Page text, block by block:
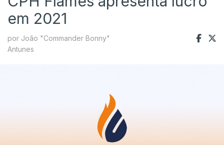
em 2021
por João "Commander Bonny"
Antunes